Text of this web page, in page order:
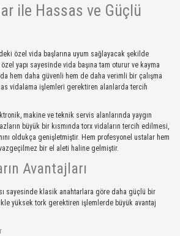
ile Hassas ve Güçlü
özel vida başlarına uyum sağlayacak şekilde
yapı sayesinde vida başına tam oturur ve kayma
hem daha güvenli hem de daha verimli bir çalışma
vidalama işlemleri gerektiren alanlarda tercih
makine ve teknik servis alanlarında yaygın
büyük bir kısmında torx vidaların tercih edilmesi,
oldukça genişletmiştir. Hem profesyonel ustalar hem
bir el aleti haline gelmiştir.
Avantajları
sayesinde klasik anahtarlara göre daha güçlü bir
yüksek tork gerektiren işlemlerde büyük avantaj